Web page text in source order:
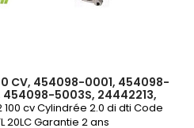
CV, 454098-0001, 454098-
5003S, 24442213,
100 cv Cylindrée 2.0 di dti Code
20LC Garantie 2 ans